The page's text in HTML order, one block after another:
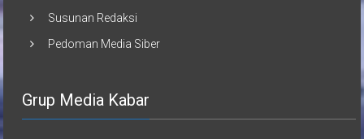
Susunan Redaksi
Pedoman Media Siber
Grup Media Kabar